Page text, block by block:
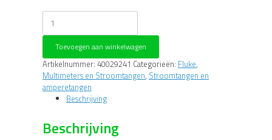
Fluke-
393/E
True-
RMS-
stroomtang
met
iFlex
aantal
Toevoegen aan winkelwagen
Artikelnummer: 40029241 Categorieën: Fluke,
Multimeters en Stroomtangen, Stroomtangen en
amperetangen
Beschrijving
Beschrijving